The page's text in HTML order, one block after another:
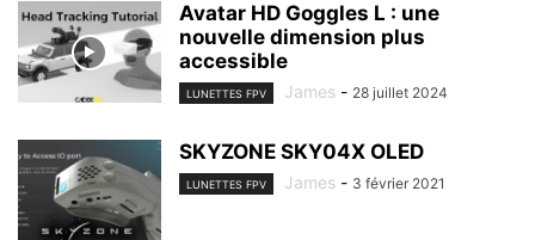
Avatar HD Goggles L : une
nouvelle dimension plus
accessible
LUNETTES FPV James - 28 juillet 2024
SKYZONE SKY04X OLED
LUNETTES FPV James - 3 février 2021